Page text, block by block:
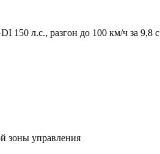
150 л.с., разгон до 100 км/ч за 9,8 с
зоны управления